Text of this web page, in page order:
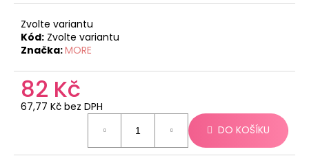
Zvolte variantu
Kód: Zvolte variantu
Značka:MORE
82 Kč
67,77 Kč bez DPH
DO KOŠÍKU
p
o
u
č
u